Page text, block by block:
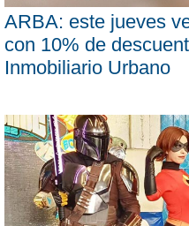
ARBA: este jueves
con 10% de
Inmobiliario Urbano